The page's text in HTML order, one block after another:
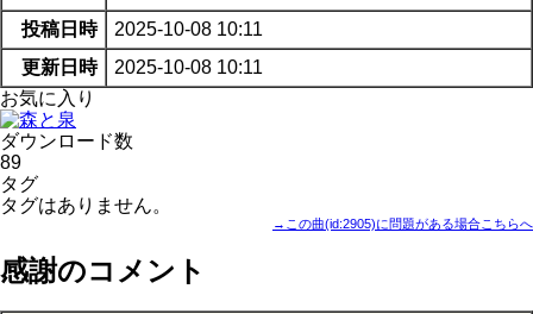
投稿日時
2025-10-08 10:11
更新日時
2025-10-08 10:11
お気に入り
ダウンロード数
89
タグ
タグはありません。
→この曲(id:2905)に問題がある場合こちらへ
感謝のコメント